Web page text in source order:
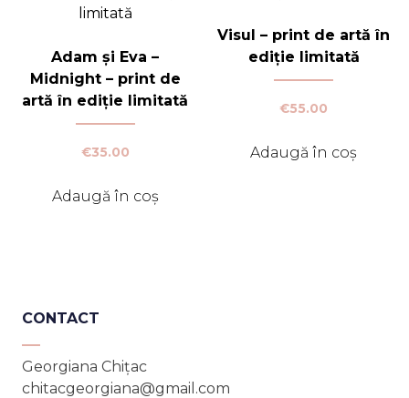
multe
Opțiunile
pot
fi
alese
în
produsului.
Adam și Eva –
Midnight – print de
artă în ediție limitată
€35.00
Adaugă în coș
Visul – print de artă în
ediție limitată
€55.00
Adaugă în coș
CONTACT
Georgiana Chițac
chitacgeorgiana@gmail.com